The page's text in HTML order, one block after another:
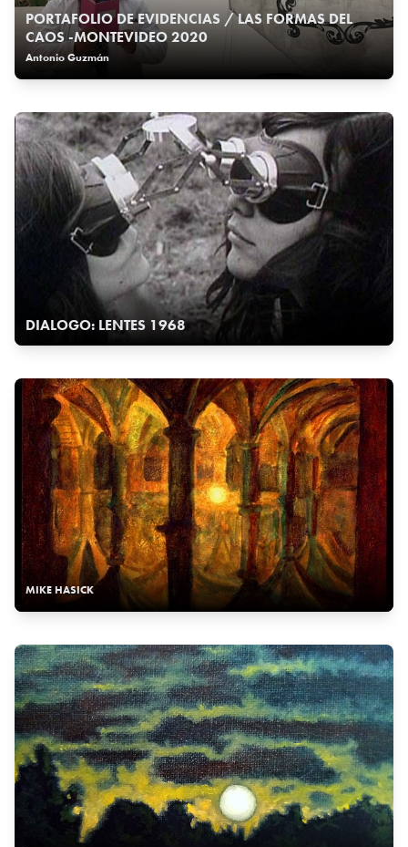
PORTAFOLIO DE EVIDENCIAS / LAS FORMAS DEL
CAOS -MONTEVIDEO 2020
Antonio Guzmán
DIALOGO: LENTES 1968
MIKE HASICK